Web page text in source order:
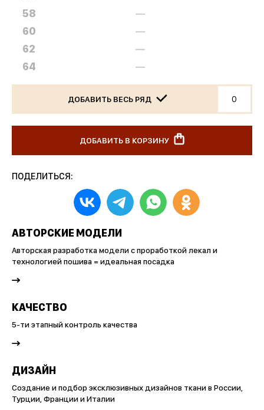
58
60
62
64
—
—
—
—
ДОБАВИТЬ ВЕСЬ РЯД
ДОБАВИТЬ В КОРЗИНУ
ПОДЕЛИТЬСЯ:
АВТОРСКИЕ МОДЕЛИ
Авторская разработка модели с проработкой лекал и
технологией пошива = идеальная посадка
КАЧЕСТВО
5-ти этапный контроль качества
ДИЗАЙН
Создание и подбор эксклюзивных дизайнов ткани в России,
Турции, Франции и Италии